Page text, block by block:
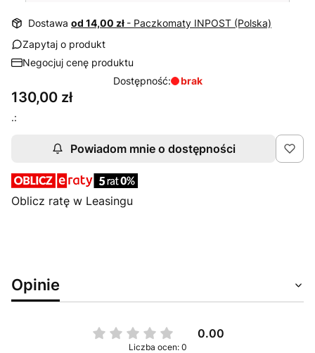
Dostawa od 14,00 zł - Paczkomaty INPOST (Polska)
Zapytaj o produkt
Negocjuj cenę produktu
Dostępność:
brak
Cena
130,00 zł
.:
Powiadom mnie o dostępności
Oblicz ratę w Leasingu
Opinie
0.00
Liczba ocen: 0